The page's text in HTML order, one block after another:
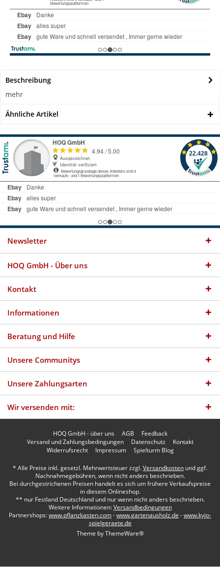
Beschreibung
mehr
Ähnliche Artikel
Newsletter
HOQ GmbH - Über uns
Kontakt
Informationen
Beratung und Hilfe
Unsere Communitys
Unsere Zahlungsarten
Wir versenden mit:
HOQ GmbH - über uns AGB
Feedback
Versand und Zahlungsbedingungen
Datenschutz
Kontakt
Widerrufsrecht
Impressum Spielturm Blog
* Alle Preise inkl. gesetzl. Mehrwertsteuer zzgl.Versandkosten und ggf.
Nachnahmegebühren, wenn nicht anders beschrieben.
Bei durchgestrichenen Preisen handelt es sich um frühere Verkaufspreise
in diesem Onlineshop.
** nur Festland Deutschland und nur wenn nicht anders beschrieben.
Weitere Informationen:Versandbedingungen
Partnershops:www.pflanzkasten.com-www.gartenausholz.de -www.kyjo-
spielgeraete.de
Theme byThemeWare®